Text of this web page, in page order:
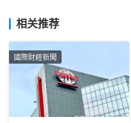
相关推荐
國際財經新聞